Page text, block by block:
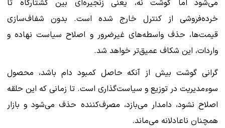
می‌شود اما گوشت نه، یعنی زنجیره‌ای بین کشتارگاه تا
خرده‌فروشی از کنترل خارج شده است. بدون شفاف‌سازی
قیمت‌ها، حذف واسطه‌های غیرضرور و اصلاح سیاست نهاده و
واردات، این شکاف عمیق‌تر خواهد شد.
گرانی گوشت بیش از آنکه حاصل کمبود دام باشد، محصول
سوءمدیریت در توزیع و سیاست‌گذاری است. تا زمانی که این حلقه
اصلاح نشود، دامدار می‌بازد، مصرف‌کننده حذف می‌شود و بازار
همچنان ناعادلانه می‌ماند.